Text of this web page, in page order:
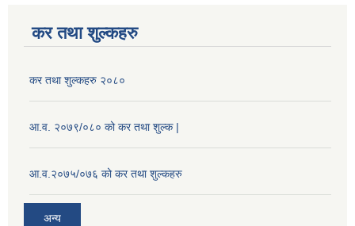
कर तथा शुल्कहरु
कर तथा शुल्कहरु २०८०
आ.व. २०७९/०८० को कर तथा शुल्क |
आ.व.२०७५/०७६ को कर तथा शुल्कहरु
अन्य